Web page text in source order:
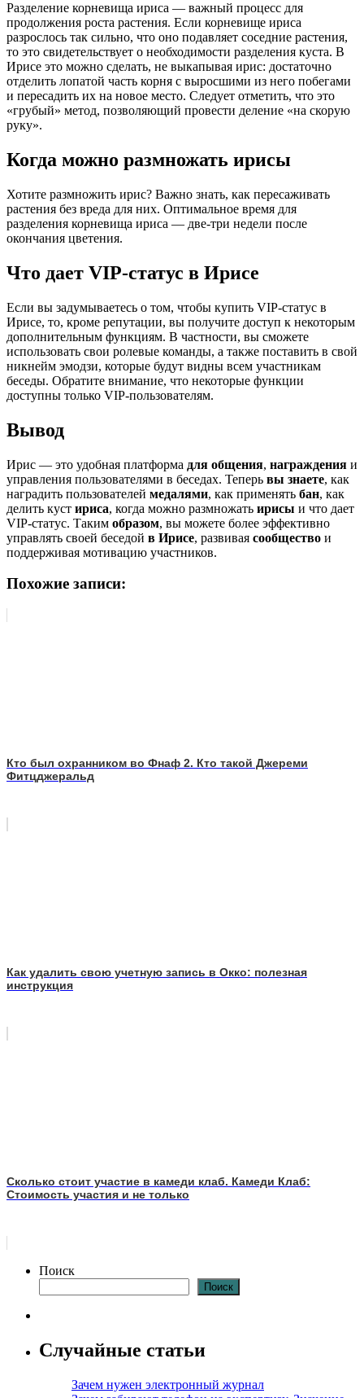
Разделение корневища ириса — важный процесс для
продолжения роста растения. Если корневище ириса
разрослось так сильно, что оно подавляет соседние растения,
то это свидетельствует о необходимости разделения куста. В
Ирисе это можно сделать, не выкапывая ирис: достаточно
отделить лопатой часть корня с выросшими из него побегами
и пересадить их на новое место. Следует отметить, что это
«грубый» метод, позволяющий провести деление «на скорую
руку».
Когда можно размножать ирисы
Хотите размножить ирис? Важно знать, как пересаживать
растения без вреда для них. Оптимальное время для
разделения корневища ириса — две-три недели после
окончания цветения.
Что дает VIP-статус в Ирисе
Если вы задумываетесь о том, чтобы купить VIP-статус в
Ирисе, то, кроме репутации, вы получите доступ к некоторым
дополнительным функциям. В частности, вы сможете
использовать свои ролевые команды, а также поставить в свой
никнейм эмодзи, которые будут видны всем участникам
беседы. Обратите внимание, что некоторые функции
доступны только VIP-пользователям.
Вывод
Ирис — это удобная платформа для общения, награждения и
управления пользователями в беседах. Теперь вы знаете, как
наградить пользователей медалями, как применять бан, как
делить куст ириса, когда можно размножать ирисы и что дает
VIP-статус. Таким образом, вы можете более эффективно
управлять своей беседой в Ирисе, развивая сообщество и
поддерживая мотивацию участников.
Похожие записи:
Кто был охранником во Фнаф 2. Кто такой Джереми
Фитцджеральд
Как удалить свою учетную запись в Окко: полезная
инструкция
Сколько стоит участие в камеди клаб. Камеди Клаб:
Стоимость участия и не только
Поиск
Поиск
Случайные статьи
Зачем нужен электронный журнал